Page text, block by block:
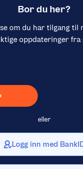
Bor du her?
om du har tilgang til
oppdateringer fra
…
eller
Logg inn med